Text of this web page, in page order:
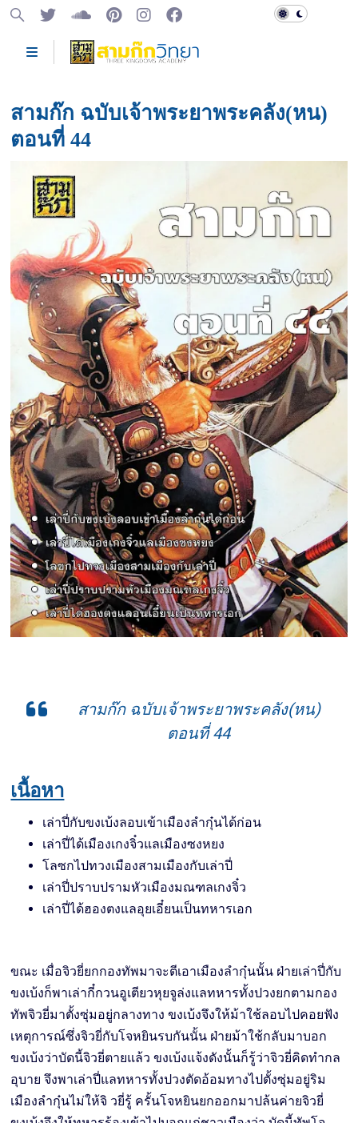
สามก๊ก ฉบับเจ้าพระยาพระคลัง(หน)
ตอนที่ 44
สามก๊ก ฉบับเจ้าพระยาพระคลัง(หน)
ตอนที่ 44
เนื้อหา
เล่าปี่กับขงเบ้งลอบเข้าเมืองลำกุ๋นได้ก่อน
เล่าปี่ได้เมืองเกงจิ๋วแลเมืองซงหยง
โลซกไปทวงเมืองสามเมืองกับเล่าปี่
เล่าปี่ปราบปรามหัวเมืองมณฑลเกงจิ๋ว
เล่าปี่ได้ฮองตงแลอุยเอี๋ยนเป็นทหารเอก
ขณะ เมื่อจิวยี่ยกกองทัพมาจะตีเอาเมืองลำกุ๋นนั้น ฝ่ายเล่าปี่กับ
ขงเบ้งก็พาเล่ากี๋กวนอูเตียวหุยจูล่งแลทหารทั้งปวงยกตามกอง
ทัพจิวยี่มาตั้งซุ่มอยู่กลางทาง ขงเบ้งจึงให้ม้าใช้ลอบไปคอยฟัง
เหตุการณ์ซึ่งจิวยี่กับโจหยินรบกันนั้น ฝ่ายม้าใช้กลับมาบอก
ขงเบ้งว่าบัดนี้จิวยี่ตายแล้ว ขงเบ้งแจ้งดังนั้นก็รู้ว่าจิวยี่คิดทำกล
อุบาย จึงพาเล่าปี่แลทหารทั้งปวงตัดอ้อมทางไปตั้งซุ่มอยู่ริม
เมืองลำกุ๋นไม่ให้จิ วยี่รู้ ครั้นโจหยินยกออกมาปล้นค่ายจิวยี่